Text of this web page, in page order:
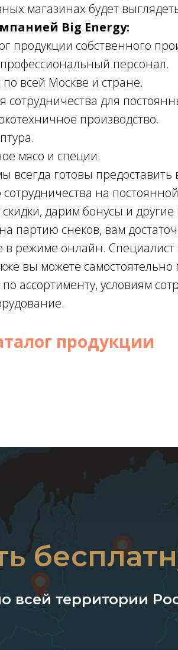
магазинах будет
Big Energy:
собственного
персонал.
всей Москве и стране.
для
производство.
мясо и специи.
всегда готовы
сотрудничества на
дарим бонусы и
партию снеков, вам
режиме онлайн. Специалист
вы можете
ассортименту, условиям
продукции
всей территории